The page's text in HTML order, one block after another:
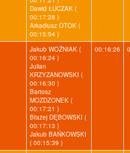
Dawid ŁUCZAK (
00:17:28 )
Arkadiusz OTOK (
00:15:54 )
Jakub WOŹNIAK (
00:16:24 )
Julian
KRZYZANOWSKI (
00:16:30 )
Bartosz
MOZDZONEK (
00:17:21 )
Błażej DĘBOWSKI (
00:17:13 )
Jakub BAŃKOWSKI
( 00:15:39 )
00:16:26